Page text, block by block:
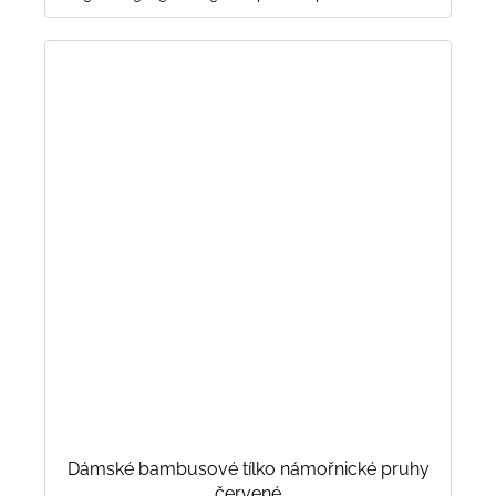
Dámské bambusové tílko námořnické pruhy